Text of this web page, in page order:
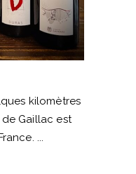
kilomètres
Gaillac est